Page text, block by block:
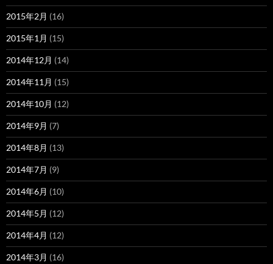
2015年2月 (16)
2015年1月 (15)
2014年12月 (14)
2014年11月 (15)
2014年10月 (12)
2014年9月 (7)
2014年8月 (13)
2014年7月 (9)
2014年6月 (10)
2014年5月 (12)
2014年4月 (12)
2014年3月 (16)